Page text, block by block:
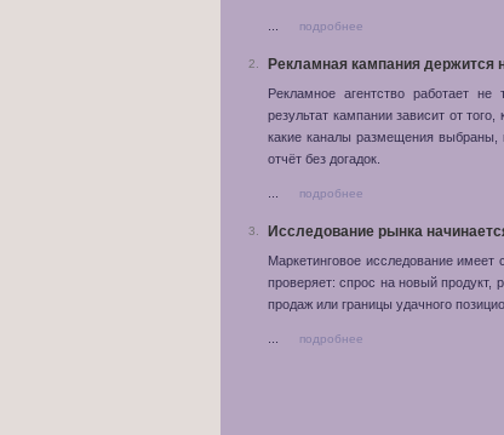
подробнее
2. Рекламная кампания держится
Рекламное агентство работает
результат кампании зависит от
какие каналы размещения выбраны,
отчёт без догадок.
подробнее
3. Исследование рынка
Маркетинговое исследование имеет
проверяет: спрос на новый продукт,
продаж или границы удачного
подробнее